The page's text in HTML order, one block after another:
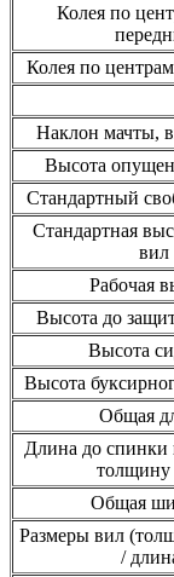
Колея по
Колея по
Наклон мачты,
Высота
Стандартный
Стандартная
вил
Рабочая
Высота до
Высота
Высота
Общая
Длина до спинки
толщину
Общая
Размеры вил
/